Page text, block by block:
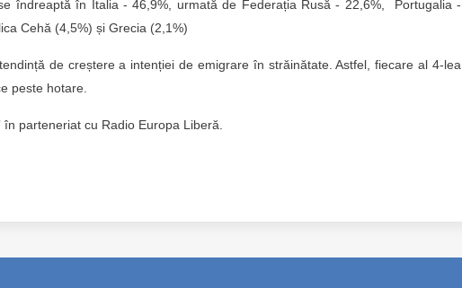
îndreaptă în Italia - 46,9%, urmată de Federația Rusă - 22,6%, Portugalia -
Cehă (4,5%) și Grecia (2,1%)
de creștere a intenției de emigrare în străinătate. Astfel, fiecare al 4-lea
peste hotare.
parteneriat cu Radio Europa Liberă.